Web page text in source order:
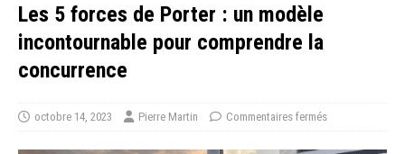
Les 5 forces de Porter : un modèle
incontournable pour comprendre la
concurrence
octobre 14, 2023 Pierre Martin Commentaires fermés